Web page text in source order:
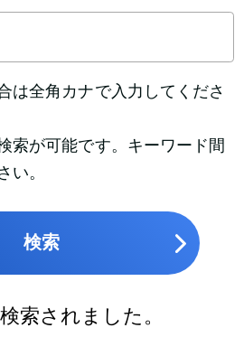
は全角カナで入力してくださ
索が可能です。キーワード間
い。
検索
索されました。